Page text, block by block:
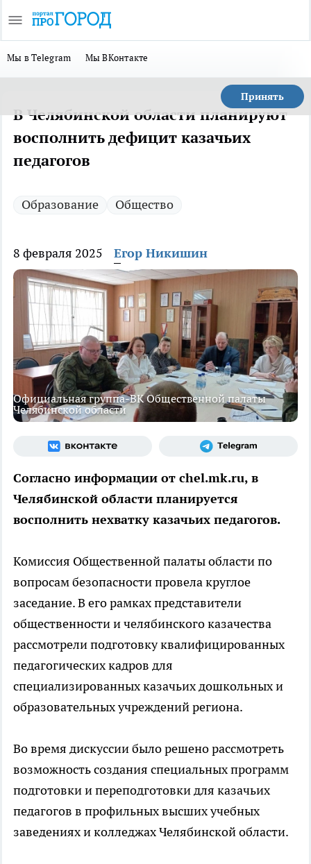
Мы в Telegram Мы ВКонтакте
Принять
В Челябинской области планируют
восполнить дефицит казачьих
педагогов
Образование Общество
8 февраля 2025 Егор Никишин
Официальная группа-ВК Общественной палаты
Челябинской области
Согласно информации от chel.mk.ru, в
Челябинской области планируется
восполнить нехватку казачьих педагогов.
Комиссия Общественной палаты области по
вопросам безопасности провела круглое
заседание. В его рамках представители
общественности и челябинского казачества
рассмотрели подготовку квалифицированных
педагогических кадров для
специализированных казачьих дошкольных и
образовательных учреждений региона.
Во время дискуссии было решено рассмотреть
возможность создания специальных программ
подготовки и переподготовки для казачьих
педагогов в профильных высших учебных
заведениях и колледжах Челябинской области.